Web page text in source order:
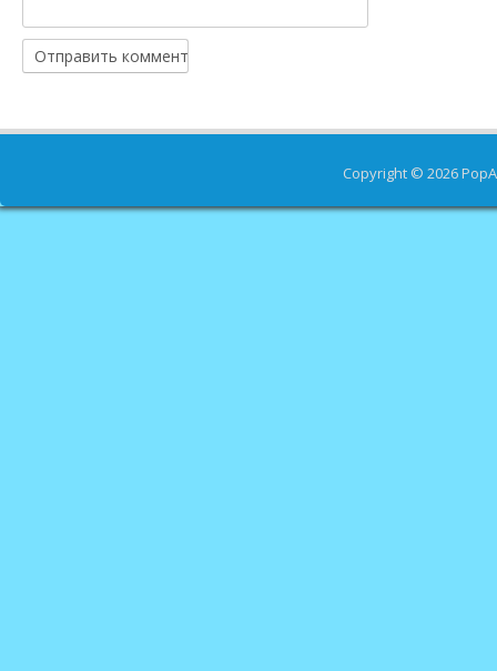
Copyright © 2026